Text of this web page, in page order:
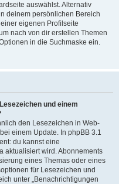
auswählst. Alternativ
deinem persönlichen Bereich
eigenen Profilseite
nach von dir erstellen Themen
in die Suchmaske ein.
und einem
den Lesezeichen in Web-
einem Update. In phpBB 3.1
du kannst eine
aktualisiert wird. Abonnements
eines Themas oder eines
für Lesezeichen und
unter „Benachrichtigungen